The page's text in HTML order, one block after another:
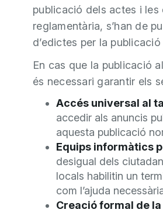
publicació dels actes i
reglamentària, s’han de
d’edictes per la
En cas que la publicació
és necessari garantir els
Accés universal al
accedir als anuncis
aquesta publicació
Equips informàtics
desigual dels
locals habilitin un
com l’ajuda
Creació formal de